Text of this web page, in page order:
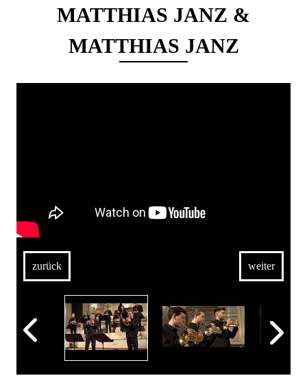
MATTHIAS JANZ &
MATTHIAS JANZ
zurück weiter